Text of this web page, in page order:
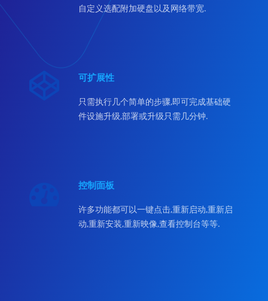
自定义选配附加硬盘以及网络带宽.
可扩展性
只需执行几个简单的步骤,即可完成基础硬
件设施升级,部署或升级只需几分钟.
控制面板
许多功能都可以一键点击,重新启动,重新启
动,重新安装,重新映像,查看控制台等等.